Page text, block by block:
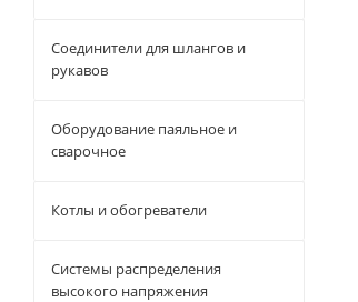
Соединители для шлангов и
рукавов
Оборудование паяльное и
сварочное
Котлы и обогреватели
Системы распределения
высокого напряжения